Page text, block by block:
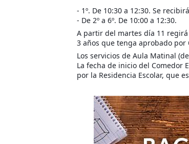
- 1º. De 10:30 a 12:30. Se
- De 2º a 6º. De 10:00 a 12:30.
A partir del martes día 11
3 años que tenga aprobado por
Los servicios de Aula Matinal
La fecha de inicio del Comedor
por la Residencia Escolar, que